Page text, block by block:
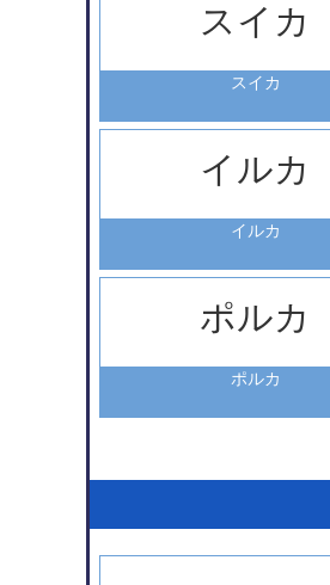
スイカ
スイカ
イルカ
イルカ
ポルカ
ポルカ